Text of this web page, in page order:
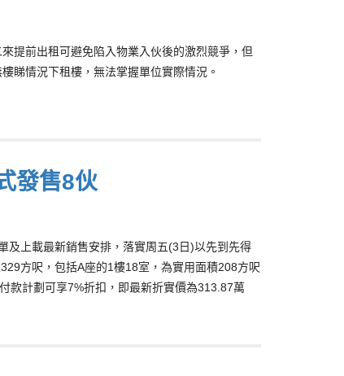
提前出租可避免陷入物業入伙後的激烈競爭，但
睇情況下租樓，無法掌握單位實際情況。
發售8伙
及上載最新銷售安排，落實周五(3日)以先到先得
方呎，包括A座的1樓18室，為實用面積208方呎
款計劃可享7%折扣，即最新折實價為313.87萬